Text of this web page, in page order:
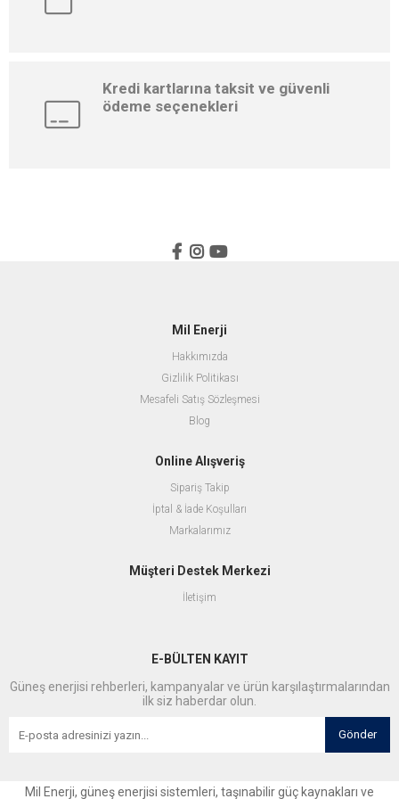
Kredi kartlarına taksit ve güvenli
ödeme seçenekleri
Mil Enerji
Hakkımızda
Gizlilik Politikası
Mesafeli Satış Sözleşmesi
Blog
Online Alışveriş
Sipariş Takip
İptal & İade Koşulları
Markalarımız
Müşteri Destek Merkezi
İletişim
E-BÜLTEN KAYIT
Güneş enerjisi rehberleri, kampanyalar ve ürün karşılaştırmalarından
ilk siz haberdar olun.
Gönder
Mil Enerji, güneş enerjisi sistemleri, taşınabilir güç kaynakları ve